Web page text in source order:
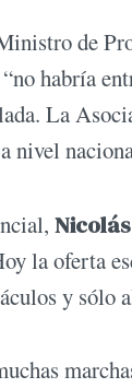
de
habría
La
la oferta
y sólo